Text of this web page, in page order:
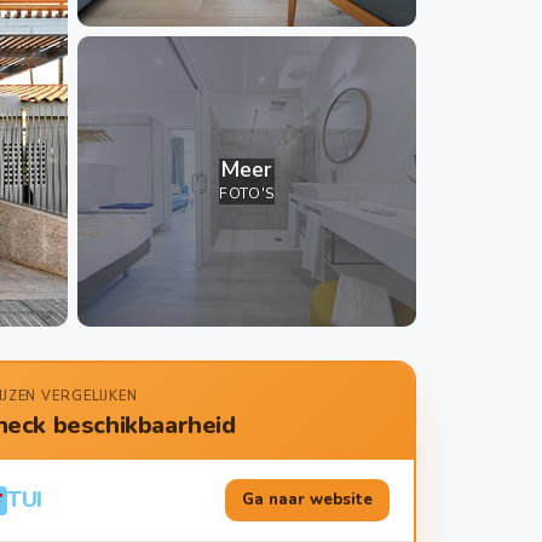
Meer
FOTO'S
VERGELIJKEN
beschikbaarheid
TUI Ga naar website